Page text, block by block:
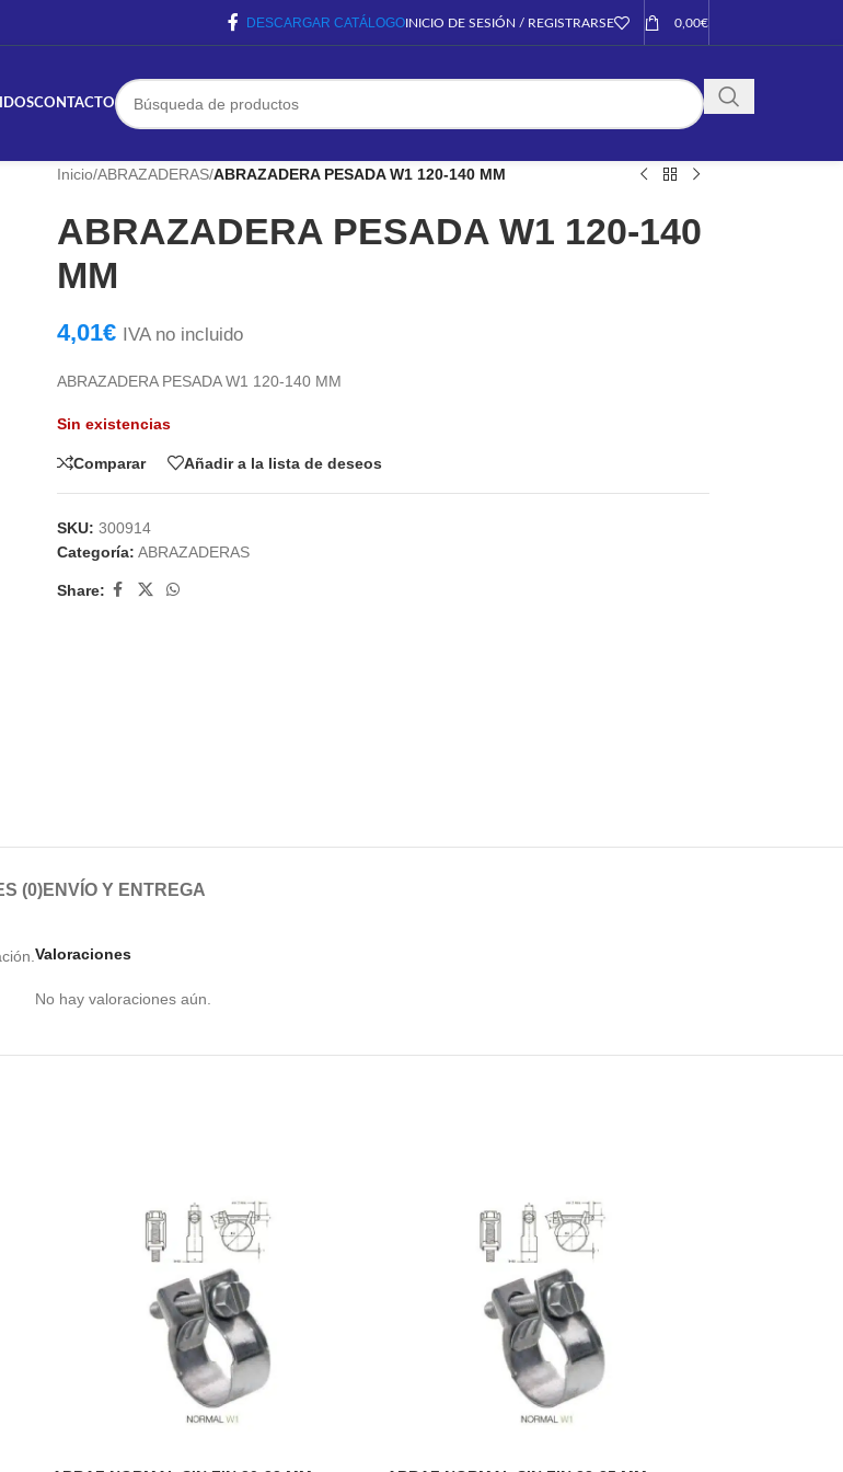
DESCARGAR CATÁLOGOINICIO DE SESIÓN / REGISTRARSE 0,00€
CONTACTO
Inicio/ABRAZADERAS/ABRAZADERA PESADA W1 120-140 MM
ABRAZADERA PESADA W1 120-140
MM
4,01€ IVA no incluido
ABRAZADERA PESADA W1 120-140 MM
Sin existencias
Comparar Añadir a la lista de deseos
SKU: 300914
Categoría: ABRAZADERAS
Share:
(0)ENVÍO Y ENTREGA
Valoraciones
No hay valoraciones aún.